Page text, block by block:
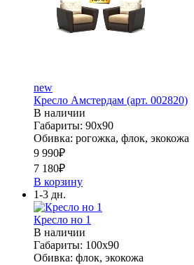
new
Кресло Амстердам (арт. 002820)
В наличии
Габариты: 90х90
Обивка: рогожка, флок, экокожа
9 990₽
7 180₽
В корзину
1-3 дн.
Кресло но 1
В наличии
Габариты: 100х90
Обивка: флок, экокожа